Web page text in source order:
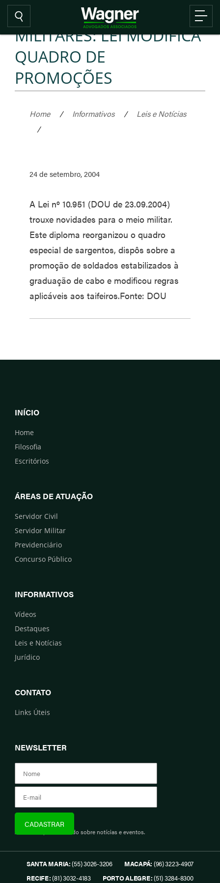
MILITARES: LEI MODIFICA
QUADRO DE
PROMOÇÕES
Home / Informativos /
Leis e Notícias
/
24 de setembro, 2004
A Lei nº 10.951 (DOU de 23.09.2004)
trouxe novidades para o meio militar.
Este diploma reorganizou o quadro
especial de sargentos, dispôs sobre a
promoção de soldados estabilizados à
graduação de cabo e modificou regras
aplicáveis aos taifeiros.Fonte: DOU
INÍCIO
Home
Filosofia
Escritórios
ÁREAS DE ATUAÇÃO
Servidor Civil
Servidor Militar
Previdenciário
Concurso Público
INFORMATIVOS
Vídeos
Destaques
Leis e Notícias
Jurídico
CONTATO
Links Úteis
NEWSLETTER
Assine e fique informado sobre notícias e eventos.
SANTA MARIA:(55) 3026-3206 MACAPÁ: (96) 3223-4907
RECIFE:(81) 3032-4183 PORTO ALEGRE:(51) 3284-8300